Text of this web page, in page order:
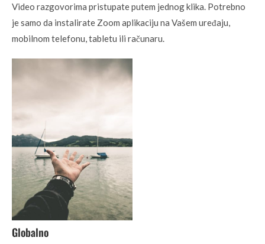
Video razgovorima pristupate putem jednog klika. Potrebno
je samo da instalirate Zoom aplikaciju na Vašem uređaju,
mobilnom telefonu, tabletu ili računaru.
Globalno